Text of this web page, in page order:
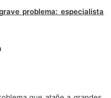
problema: especialista